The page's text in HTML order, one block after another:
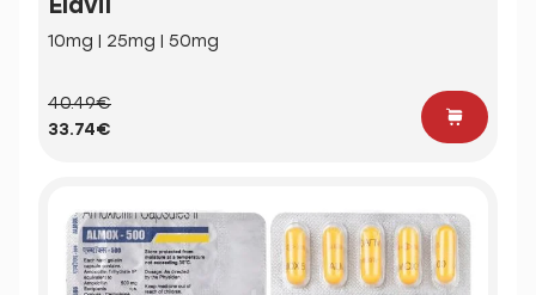
10mg | 25mg | 50mg
40.49€
33.74€